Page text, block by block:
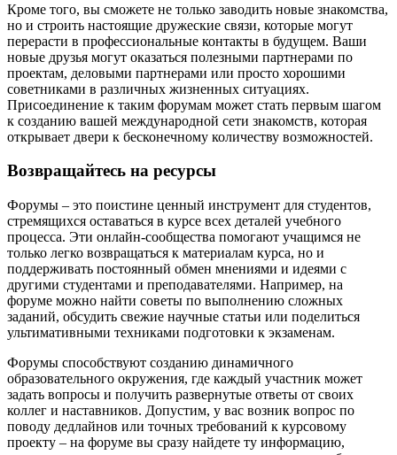
Кроме того, вы сможете не только заводить новые знакомства,
но и строить настоящие дружеские связи, которые могут
перерасти в профессиональные контакты в будущем. Ваши
новые друзья могут оказаться полезными партнерами по
проектам, деловыми партнерами или просто хорошими
советниками в различных жизненных ситуациях.
Присоединение к таким форумам может стать первым шагом
к созданию вашей международной сети знакомств, которая
открывает двери к бесконечному количеству возможностей.
Возвращайтесь на ресурсы
Форумы – это поистине ценный инструмент для студентов,
стремящихся оставаться в курсе всех деталей учебного
процесса. Эти онлайн-сообщества помогают учащимся не
только легко возвращаться к материалам курса, но и
поддерживать постоянный обмен мнениями и идеями с
другими студентами и преподавателями. Например, на
форуме можно найти советы по выполнению сложных
заданий, обсудить свежие научные статьи или поделиться
ультимативными техниками подготовки к экзаменам.
Форумы способствуют созданию динамичного
образовательного окружения, где каждый участник может
задать вопросы и получить развернутые ответы от своих
коллег и наставников. Допустим, у вас возник вопрос по
поводу дедлайнов или точных требований к курсовому
проекту – на форуме вы сразу найдете ту информацию,